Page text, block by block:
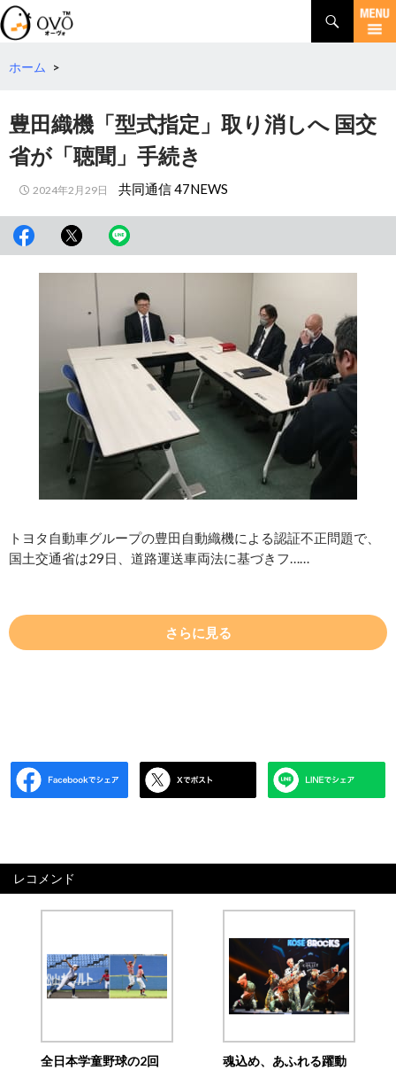
検
索
コ
テ
へ
動
ホーム >
豊田織機「型式指定」取り消しへ 国交
省が「聴聞」手続き
2024年2月29日 共同通信 47NEWS
トヨタ自動車グループの豊田自動織機による認証不正問題で、
国土交通省は29日、道路運送車両法に基づきフ……
さらに見る
レコメンド
全日本学童野球の2回
魂込め、あふれる躍動